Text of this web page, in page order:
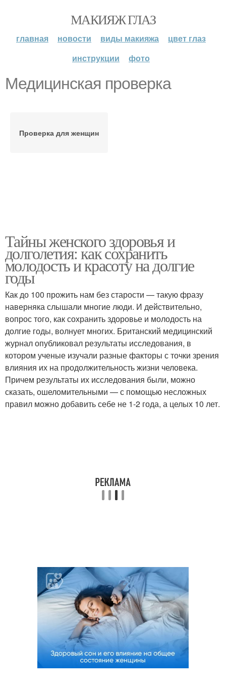
МАКИЯЖ ГЛАЗ
главная новости виды макияжа
цвет глаз
инструкции
фото
Медицинская проверка
Проверка для женщин
Тайны женского здоровья и
долголетия: как сохранить
молодость и красоту на долгие
годы
Как до 100 прожить нам без старости — такую фразу
наверняка слышали многие люди. И действительно,
вопрос того, как сохранить здоровье и молодость на
долгие годы, волнует многих. Британский медицинский
журнал опубликовал результаты исследования, в
котором ученые изучали разные факторы с точки зрения
влияния их на продолжительность жизни человека.
Причем результаты их исследования были, можно
сказать, ошеломительными — с помощью несложных
правил можно добавить себе не 1-2 года, а целых 10 лет.